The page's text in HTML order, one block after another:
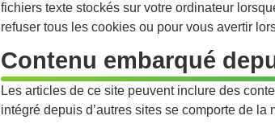
fichiers texte stockés sur votre ordinateur
refuser tous les cookies ou pour vous avertir
Contenu embarqué
Les articles de ce site peuvent inclure des
intégré depuis d’autres sites se comporte de